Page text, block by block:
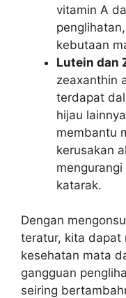
vitamin A
kebutaan
Lutein dan
zeaxanthin
terdapat
hijau
membantu
kerusakan
katarak.
Dengan
teratur, kita dapat
kesehatan mata
gangguan
seiring